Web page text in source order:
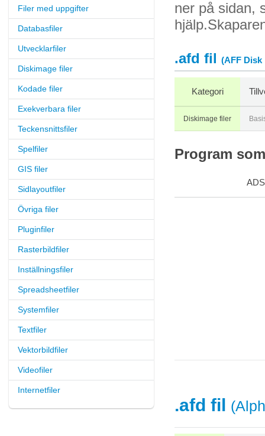
Filer med uppgifter
Databasfiler
Utvecklarfiler
Diskimage filer
Kodade filer
Exekverbara filer
Teckensnittsfiler
Spelfiler
GIS filer
Sidlayoutfiler
Övriga filer
Pluginfiler
Rasterbildfiler
Inställningsfiler
Spreadsheetfiler
Systemfiler
Textfiler
Vektorbildfiler
Videofiler
Internetfiler
ner på sidan,
.afd fil (AFF Disk
Kategori
Diskimage filer
Program
ADS
.afd fil